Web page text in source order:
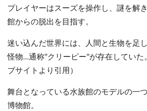
プレイヤーはスーズを操作し、謎を解
館からの脱出を目指す。
迷い込んだ世界には、人間と生物を足
怪物...通称"クリーピー"が存在していた
ブサイトより引用）
舞台となっている水族館のモデルの一
博物館。